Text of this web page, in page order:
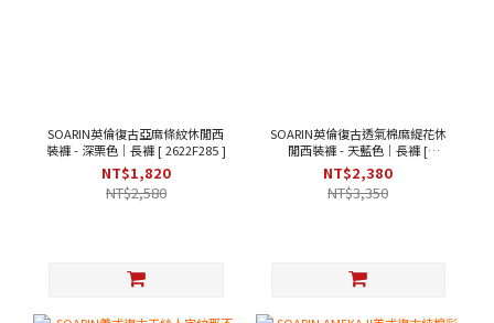
SOARIN英倫復古亞麻條紋休閒西
裝褲 - 深栗色｜長褲 [ 2622F285 ]
NT$1,820
NT$2,580
SOARIN英倫復古透氣棉麻緹花休
閒西裝褲 - 天藍色｜長褲 [
262TF284 ]
NT$2,380
NT$3,350